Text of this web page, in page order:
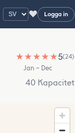
♥ Logga in
★ ★ ★ ★ ★5(24)
Jan – Dec
40 Kapacitet